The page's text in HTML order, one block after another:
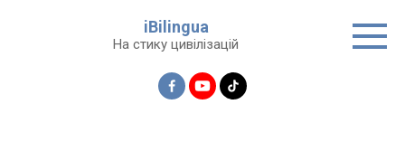
iBilingua
На стику цивілізацій